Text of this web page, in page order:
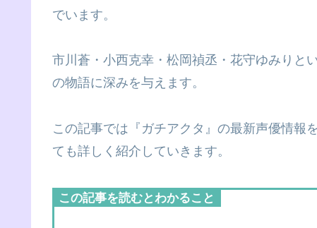
でいます。
市川蒼・小西克幸・松岡禎丞・花守ゆみりと
の物語に深みを与えます。
この記事では『ガチアクタ』の最新声優情報
ても詳しく紹介していきます。
この記事を読むとわかること